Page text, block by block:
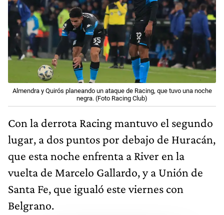
Almendra y Quirós planeando un ataque de Racing, que tuvo una noche
negra. (Foto Racing Club)
Con la derrota Racing mantuvo el segundo
lugar, a dos puntos por debajo de Huracán,
que esta noche enfrenta a River en la
vuelta de Marcelo Gallardo, y a Unión de
Santa Fe, que igualó este viernes con
Belgrano.